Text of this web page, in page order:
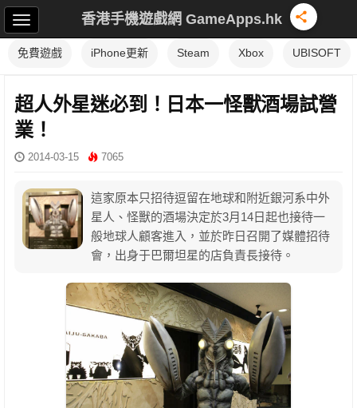
香港手機遊戲網 GameApps.hk
免費遊戲 iPhone更新 Steam Xbox UBISOFT
超人外星迷必到！日本一怪獸酒場試營
業！
2014-03-15 7065
這家原本只招待逗留在地球和附近銀河系中外
星人、怪獸的酒場決定於3月14日起也接待一
般地球人顧客進入，並於昨日召開了媒體招待
會，出身于巴爾坦星的店負責長接待。